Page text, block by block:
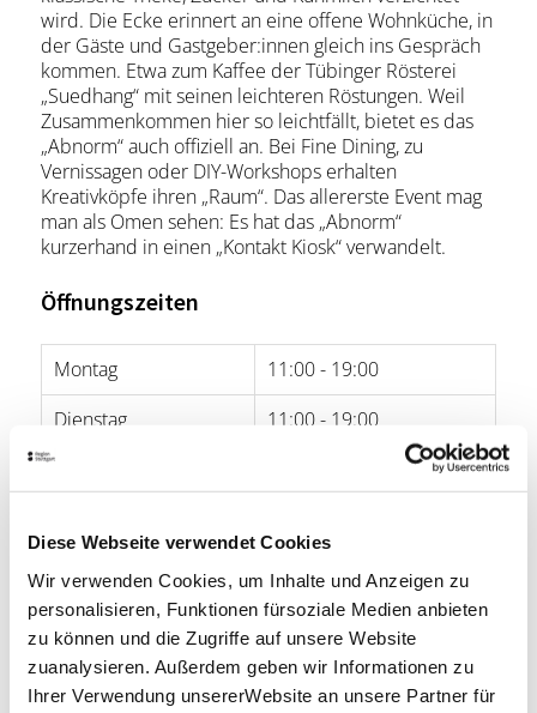
Diese Webseite verwendet Cookies
Wir verwenden Cookies, um Inhalte und Anzeigen zu
personalisieren, Funktionen fürsoziale Medien anbieten
zu können und die Zugriffe auf unsere Website
zuanalysieren. Außerdem geben wir Informationen zu
Ihrer Verwendung unsererWebsite an unsere Partner für
wird. Die Ecke erinnert an eine offene Wohnküche, in
der Gäste und Gastgeber:innen gleich ins Gespräch
kommen. Etwa zum Kaffee der Tübinger Rösterei
„Suedhang“ mit seinen leichteren Röstungen. Weil
Zusammenkommen hier so leichtfällt, bietet es das
„Abnorm“ auch offiziell an. Bei Fine Dining, zu
Vernissagen oder DIY-Workshops erhalten
Kreativköpfe ihren „Raum“. Das allererste Event mag
man als Omen sehen: Es hat das „Abnorm“
kurzerhand in einen „Kontakt Kiosk“ verwandelt.
Öffnungszeiten
Montag
11:00 - 19:00
Dienstag
11:00 - 19:00
Mittwoch
11:00 - 19:00
Samstag
11:00 - 19:00
Sonntag
-